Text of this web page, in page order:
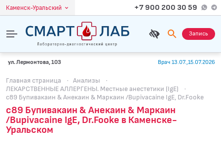
Каменск-Уральский +7 900 200 30 59
Запись
ул. Лермонтова, 103 Врач 13.07.,15.07.2026
Главная страница · Анализы
·
ЛЕКАРСТВЕННЫЕ АЛЛЕРГЕНЫ. Местные анестетики (IgE)
·
c89 Бупивакаин & Анекаин & Маркаин /Bupivacaine IgE, Dr.Fooke
c89 Бупивакаин & Анекаин & Маркаин
/Bupivacaine IgE, Dr.Fooke в Каменске-
Уральском